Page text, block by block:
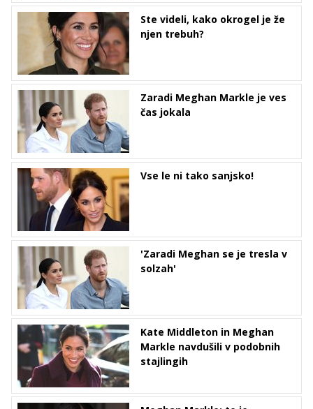
Ste videli, kako okrogel je že
njen trebuh?
Zaradi Meghan Markle je ves
čas jokala
Vse le ni tako sanjsko!
'Zaradi Meghan se je tresla v
solzah'
Kate Middleton in Meghan
Markle navdušili v podobnih
stajlingih